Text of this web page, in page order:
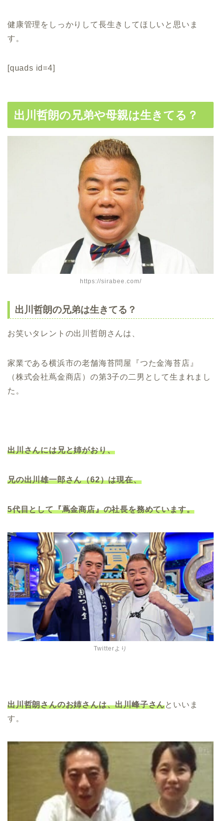
健康管理をしっかりして長生きしてほしいと思いま
す。
[quads id=4]
出川哲朗の兄弟や母親は生きてる？
https://sirabee.com/
出川哲朗の兄弟は生きてる？
お笑いタレントの出川哲朗さんは、
家業である横浜市の老舗海苔問屋『つた金海苔店』
（株式会社蔦金商店）の第3子の二男として生まれまし
た。
出川さんには兄と姉がおり、
兄の出川雄一郎さん（62）は現在、
5代目として『蔦金商店』の社長を務めています。
Twitterより
出川哲朗さんのお姉さんは、出川峰子さんといいま
す。